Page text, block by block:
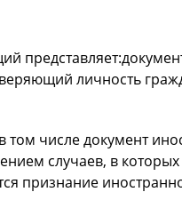
личность
числе документ
случаев, в
признание